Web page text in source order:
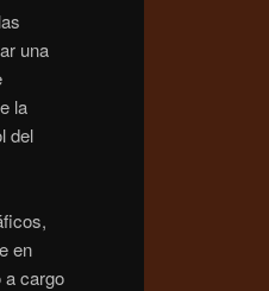
una
la
del
en
a cargo